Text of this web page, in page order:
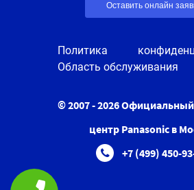
Оставить онлайн
Политика
Область обслуживания
© 2007 - 2026
центр Panasonic в
+7 (499) 450-